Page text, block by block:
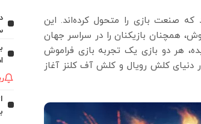
صنعت بازی را متحول کرده‌اند. این
همچنان بازیکنان را در سراسر جهان
هر دو بازی یک تجربه بازی فراموش
دنیای کلش رویال و کلش آف کلنز آغاز